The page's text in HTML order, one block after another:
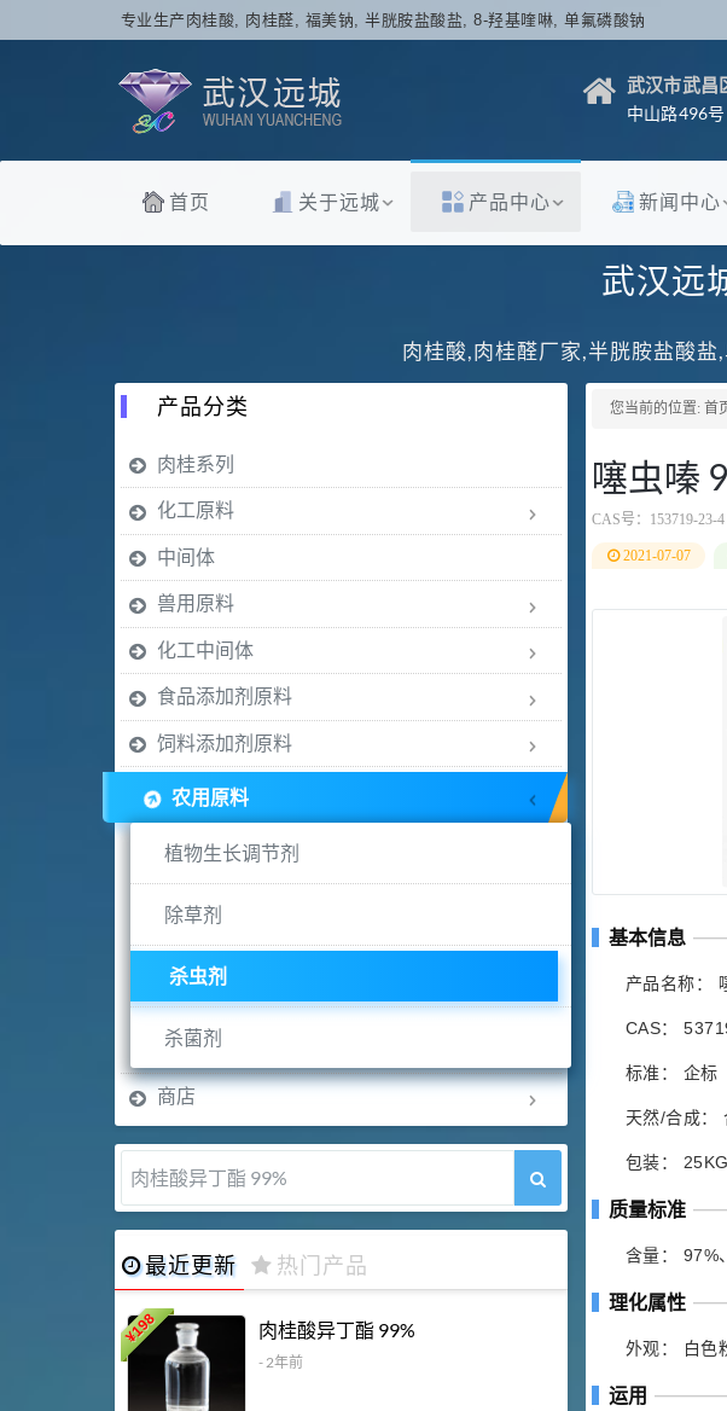
专业生产肉桂酸, 肉桂醛, 福美钠, 半胱胺盐酸盐, 8-羟基喹啉, 单氟磷酸钠
武汉市武昌
中山路496号
首页 关于远城 产品中心 新闻中心
武汉远
肉桂酸,肉桂醛厂家,半胱胺盐酸
您当前的位置: 首
噻虫嗪
CAS号： 153719-23-4
2021-07-07
基本信息
产品名称：
CAS：
标准： 企标
天然/合成：
包装：
质量标准
含量： 97%
理化属性
外观： 白色
运用
产品分类
肉桂系列
化工原料
中间体
兽用原料
化工中间体
食品添加剂原料
饲料添加剂原料
农用原料
植物生长调节剂
除草剂
杀虫剂
杀菌剂
商店
肉桂醛 99%
最近更新 热门产品
¥
198 肉桂酸异丁酯 99%
- 2年前 浏